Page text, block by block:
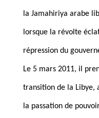
la Jamahiriya arabe
lorsque la révolte
répression du
Le 5 mars 2011, il
transition de la Libye,
la passation de